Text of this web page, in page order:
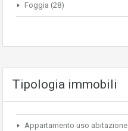
Foggia (28)
Tipologia immobili
Appartamento uso abitazione